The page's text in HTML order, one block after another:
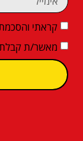
קראתי
מאשר/ת קבלת